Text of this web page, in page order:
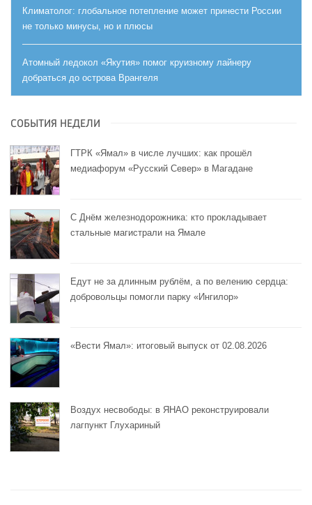
Климатолог: глобальное потепление может принести России
не только минусы, но и плюсы
Атомный ледокол «Якутия» помог круизному лайнеру
добраться до острова Врангеля
СОБЫТИЯ НЕДЕЛИ
ГТРК «Ямал» в числе лучших: как прошёл
медиафорум «Русский Север» в Магадане
С Днём железнодорожника: кто прокладывает
стальные магистрали на Ямале
Едут не за длинным рублём, а по велению сердца:
добровольцы помогли парку «Ингилор»
«Вести Ямал»: итоговый выпуск от 02.08.2026
Воздух несвободы: в ЯНАО реконструировали
лагпункт Глухариный